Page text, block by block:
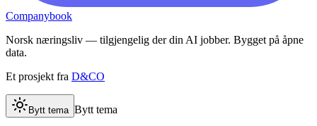
Companybook
Norsk næringsliv — tilgjengelig der din AI jobber. Bygget på åpne
data.
Et prosjekt fra D&CO
Bytt tema Bytt tema